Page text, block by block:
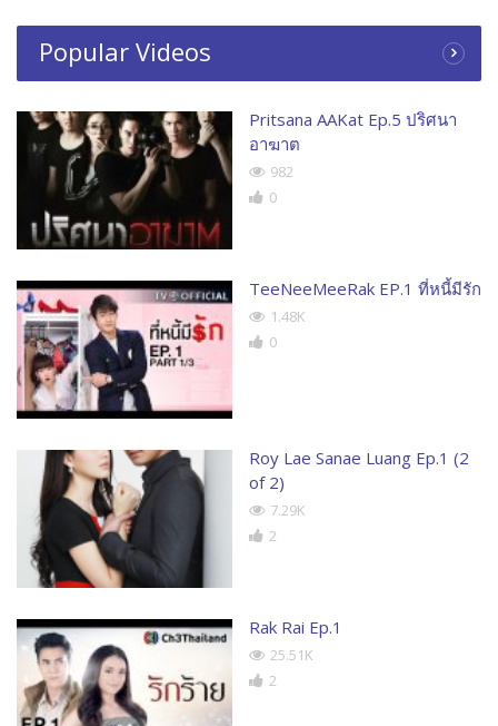
Popular Videos
Pritsana AAKat Ep.5 ปริศนา
อาฆาต
982
0
TeeNeeMeeRak EP.1 ที่หนี้มีรัก
1.48K
0
Roy Lae Sanae Luang Ep.1 (2
of 2)
7.29K
2
Rak Rai Ep.1
25.51K
2